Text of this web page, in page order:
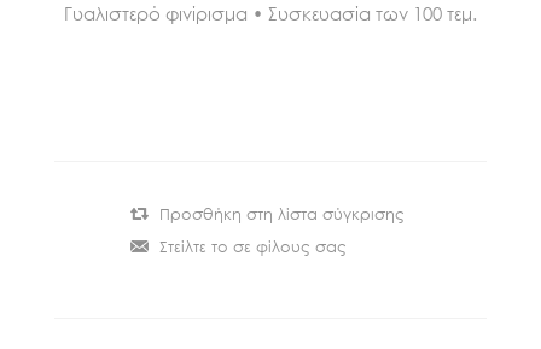
Γυαλιστερό φινίρισμα • Συσκευασία των 100 τεμ.